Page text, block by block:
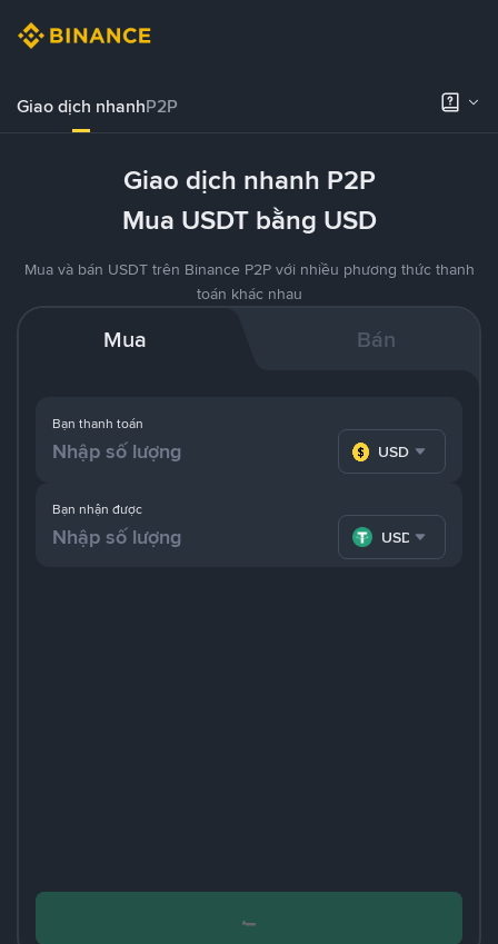
Giao dịch nhanhP2P
Giao dịch nhanh P2P
Mua USDT bằng USD
Mua và bán USDT trên Binance P2P với nhiều phương thức thanh
toán khác nhau
Mua Bán
Bạn thanh toán
USD
Bạn nhận được
USDT